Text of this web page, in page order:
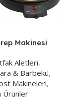
Makinesi
Aletleri,
& Barbekü,
Makineleri,
Ürünler